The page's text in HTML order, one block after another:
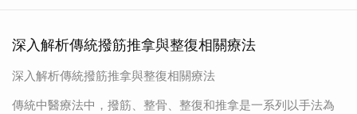
深入解析傳統撥筋推拿與整復相關療法
深入解析傳統撥筋推拿與整復相關療法
傳統中醫療法中，撥筋、整骨、整復和推拿是一系列以手法為